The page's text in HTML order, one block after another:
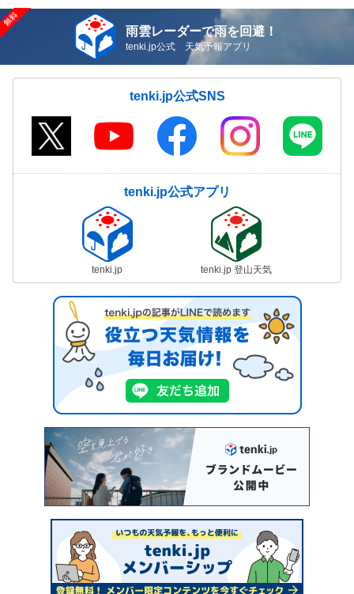
雨雲レーダーで雨を回避！
tenki.jp公式 天気予報アプリ
tenki.jp公式SNS
tenki.jp公式アプリ
tenki.jp tenki.jp 登山天気